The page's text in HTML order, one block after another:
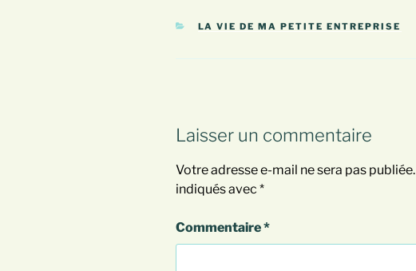
CATÉGORIES
LA VIE DE MA PETITE ENTREPRISE
Laisser un commentaire
Votre adresse e-mail ne sera pas publiée.
indiqués avec *
Commentaire*